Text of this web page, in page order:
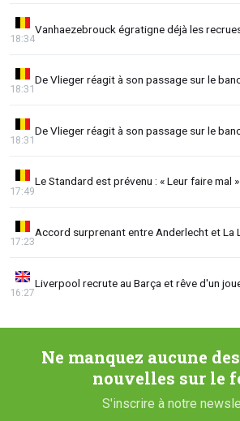
Vanhaezebrouck égratigne déjà les
18:34
De Vlieger réagit à son passage sur le
18:31
De Vlieger réagit à son passage sur le
18:31
Le Standard est prévenu : « Leur faire mal »
17:49
Accord surprenant entre Anderlecht et La
17:23
Liverpool recrute au Barça et rêve d'un
16:27
Ne manquez aucune
nouvelles sur le
S'inscrire à notre